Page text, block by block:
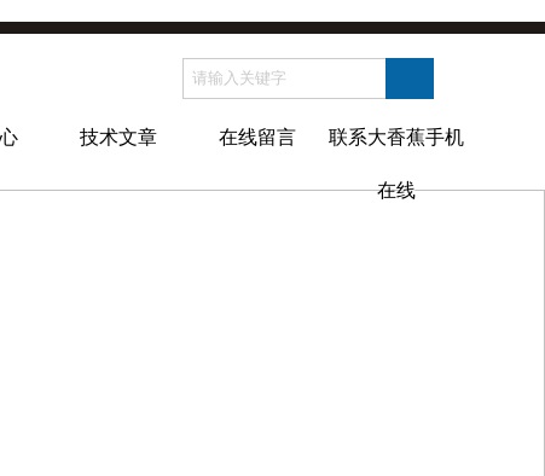
技术文章 在线留言 联系大香蕉手机
在线